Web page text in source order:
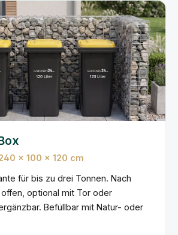
× 100 × 120 cm
für bis zu drei Tonnen. Nach
optional mit Tor oder
Befüllbar mit Natur- oder